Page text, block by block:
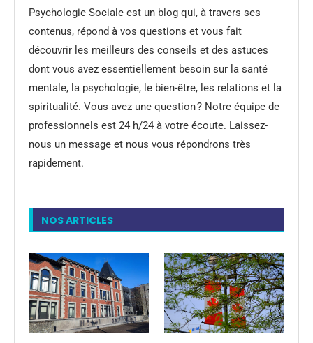
Psychologie Sociale est un blog qui, à travers ses
contenus, répond à vos questions et vous fait
découvrir les meilleurs des conseils et des astuces
dont vous avez essentiellement besoin sur la santé
mentale, la psychologie, le bien-être, les relations et la
spiritualité. Vous avez une question ? Notre équipe de
professionnels est 24 h/24 à votre écoute. Laissez-
nous un message et nous vous répondrons très
rapidement.
NOS ARTICLES